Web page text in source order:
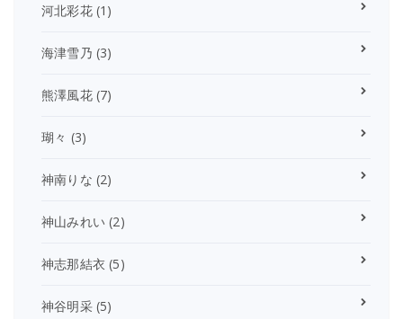
河北彩花(1)
海津雪乃 (3)
熊澤風花(7)
瑚々 (3)
神南りな (2)
神山みれい (2)
神志那結衣 (5)
神谷明采(5)